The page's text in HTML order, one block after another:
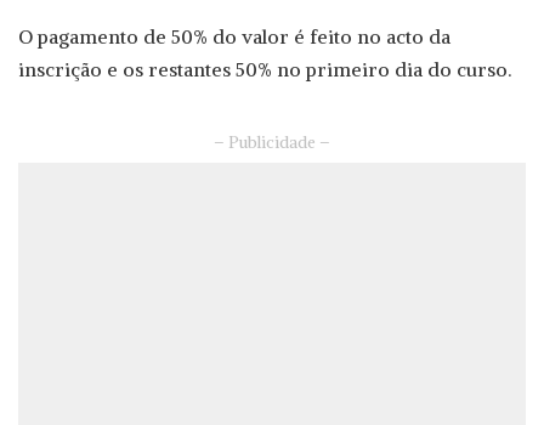
O pagamento de 50% do valor é feito no acto da
inscrição e os restantes 50% no primeiro dia do curso.
– Publicidade –